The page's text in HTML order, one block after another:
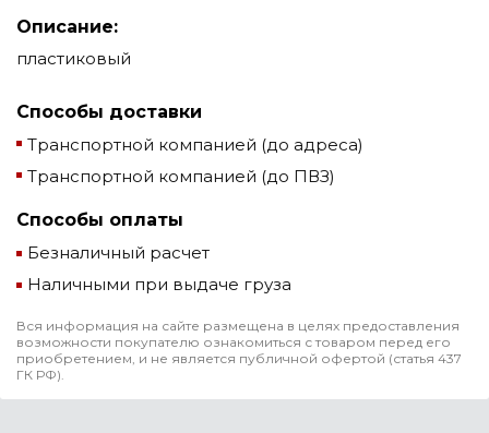
Описание:
пластиковый
Способы доставки
Транспортной компанией (до адреса)
Транспортной компанией (до ПВЗ)
Способы оплаты
Безналичный расчет
Наличными при выдаче груза
Вся информация на сайте размещена в целях предоставления
возможности покупателю ознакомиться с товаром перед его
приобретением, и не является публичной офертой (статья 437
ГК РФ).